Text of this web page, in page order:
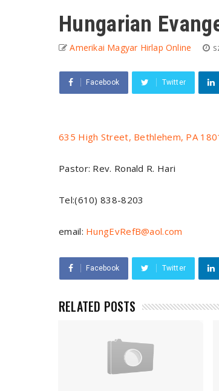
Hungarian
Amerikai Magyar Hirlap Online
Facebook Twitter
635 High Street, Bethlehem, PA
Pastor: Rev. Ronald R. Hari
Tel:(610) 838-8203
email: HungEvRefB@aol.com
Facebook Twitter
RELATED POSTS